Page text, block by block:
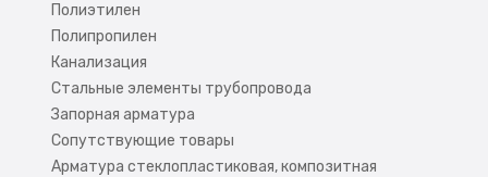
Полиэтилен
Полипропилен
Канализация
Стальные элементы трубопровода
Запорная арматура
Сопутствующие товары
Арматура стеклопластиковая, композитная